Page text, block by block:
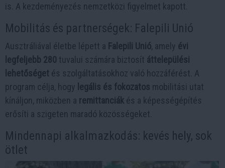
is. A kezdeményezés nemzetközi figyelmet kapott.
Mobilitás és partnerségek: Falepili Unió
Ausztráliával életbe lépett a Falepili Unió, amely évi
legfeljebb 280 tuvalui számára biztosít áttelepülési
lehetőséget és szolgáltatásokhoz való hozzáférést. A
program célja, hogy legális és fokozatos mobilitási utat
kínáljon, miközben a remittanciák és a képességépítés
erősíti a szigeten maradó közösségeket.
Mindennapi alkalmazkodás: kevés hely, sok
ötlet